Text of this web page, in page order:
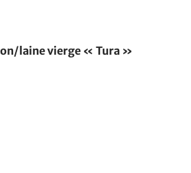
laine vierge « Tura »